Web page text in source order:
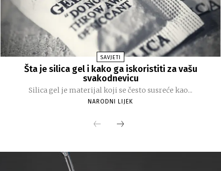
SAVJETI
Šta je silica gel i kako ga iskoristiti za vašu
svakodnevicu
Silica gel je materijal koji se često susreće kao...
NARODNI LIJEK